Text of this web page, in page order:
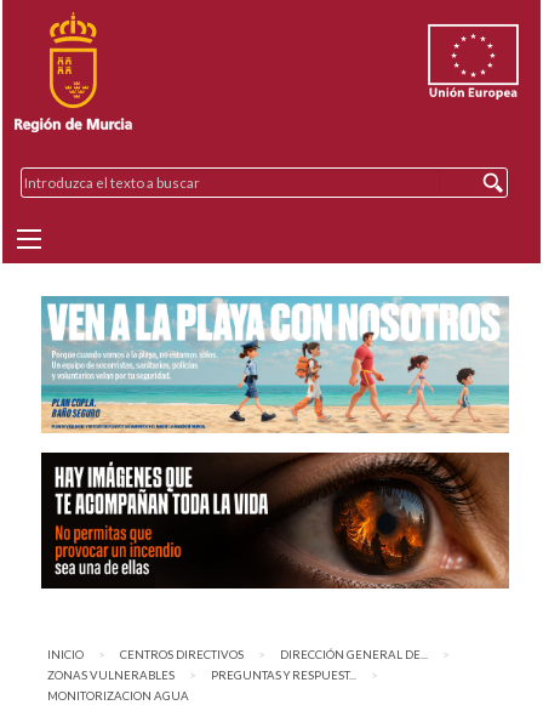
INICIO CENTROS DIRECTIVOS
DIRECCIÓN GENERAL DE...
ZONAS VULNERABLES
PREGUNTAS Y RESPUEST...
AQUÍ:
MONITORIZACION AGUA